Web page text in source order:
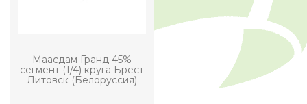
Маасдам Гранд 45%
сегмент (1/4) круга Брест
Литовск (Белоруссия)